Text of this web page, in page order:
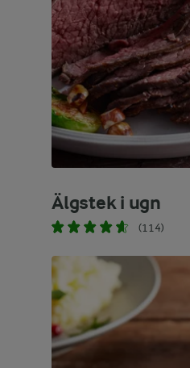
Älgstek i ugn
(114)